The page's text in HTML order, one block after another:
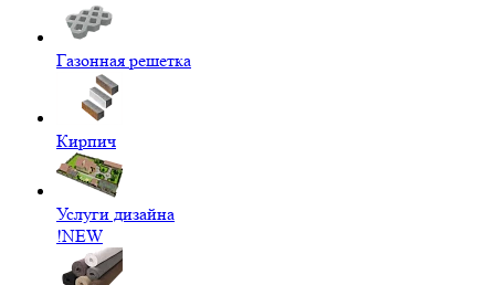
Газонная решетка
Кирпич
Услуги дизайна
!NEW